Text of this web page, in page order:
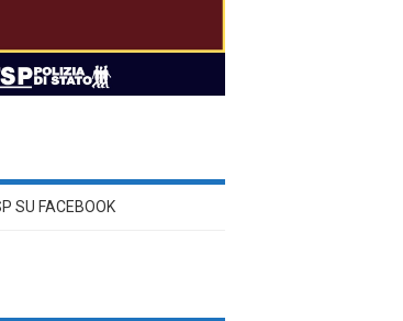
SU FACEBOOK